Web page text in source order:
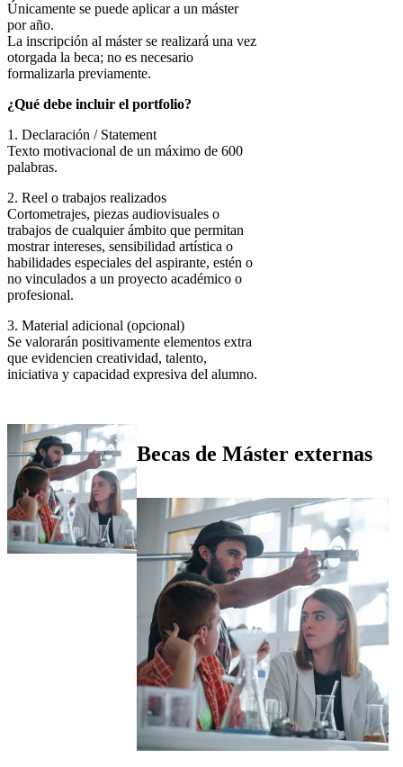
Únicamente se puede aplicar a un máster
por año.
La inscripción al máster se realizará una vez
otorgada la beca; no es necesario
formalizarla previamente.
¿Qué debe incluir el portfolio?
1. Declaración / Statement
Texto motivacional de un máximo de 600
palabras.
2. Reel o trabajos realizados
Cortometrajes, piezas audiovisuales o
trabajos de cualquier ámbito que permitan
mostrar intereses, sensibilidad artística o
habilidades especiales del aspirante, estén o
no vinculados a un proyecto académico o
profesional.
3. Material adicional (opcional)
Se valorarán positivamente elementos extra
que evidencien creatividad, talento,
iniciativa y capacidad expresiva del alumno.
Becas de Máster externas